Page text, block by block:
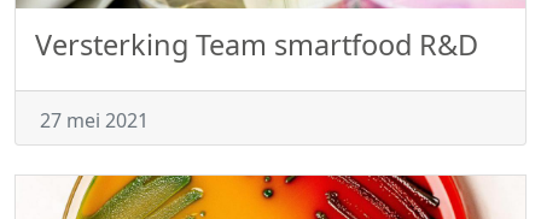
Versterking Team smartfood R&D
27 mei 2021